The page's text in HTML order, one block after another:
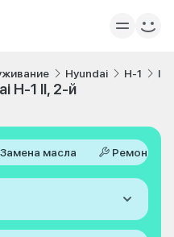
Hyundai H-1 II,
H-1 II, 2-й
Замена масла Ремонт